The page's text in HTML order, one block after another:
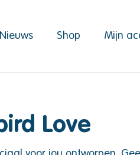
Nieuws Shop Mijn
Love